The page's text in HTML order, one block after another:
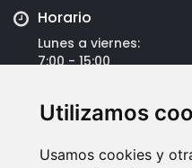
Utilizamos
Usamos cookies y
Horario
Lunes a viernes:
7:00 - 15:00
Dirección
Avda José Ortega y